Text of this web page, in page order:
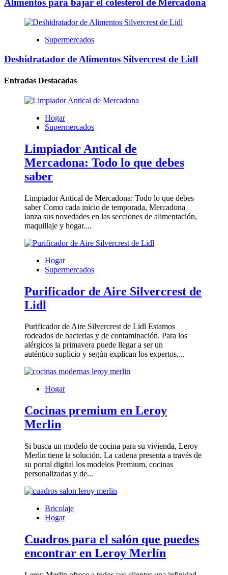
Alimentos para bajar el colesterol de Mercadona
Supermercados
Deshidratador de Alimentos Silvercrest de Lidl
Entradas Destacadas
Hogar
Supermercados
Limpiador Antical de
Mercadona: Todo lo que debes
saber
Limpiador Antical de Mercadona: Todo lo que debes
saber Como cada inicio de temporada, Mercadona
lanza sus novedades en las secciones de alimentación,
maquillaje y hogar....
Hogar
Supermercados
Purificador de Aire Silvercrest de
Lidl
Purificador de Aire Silvercrest de Lidl Estamos
rodeados de bacterias y de contaminación. Para los
alérgicos la primavera puede llegar a ser un
auténtico suplicio y según explican los expertos,...
Hogar
Cocinas premium en Leroy
Merlin
Si busca un modelo de cocina para su vivienda, Leroy
Merlin tiene la solución. La cadena presenta a través de
su portal digital los modelos Premium, cocinas
personalizadas y de...
Bricolaje
Hogar
Cuadros para el salón que puedes
encontrar en Leroy Merlín